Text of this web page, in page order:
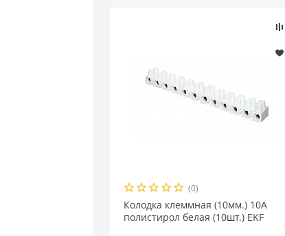
(0)
Колодка клеммная (10мм.) 10А
полистирол белая (10шт.) EKF